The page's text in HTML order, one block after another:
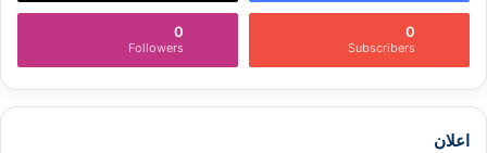
0
Subscribers
0
Followers
اعلان